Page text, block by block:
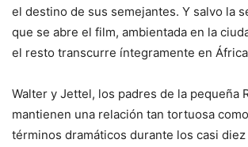
el destino de sus semejantes. Y salvo la
que se abre el film, ambientada en la
el resto transcurre íntegramente en
Walter y Jettel, los padres de la pequeña
mantienen una relación tan tortuosa
términos dramáticos durante los casi diez